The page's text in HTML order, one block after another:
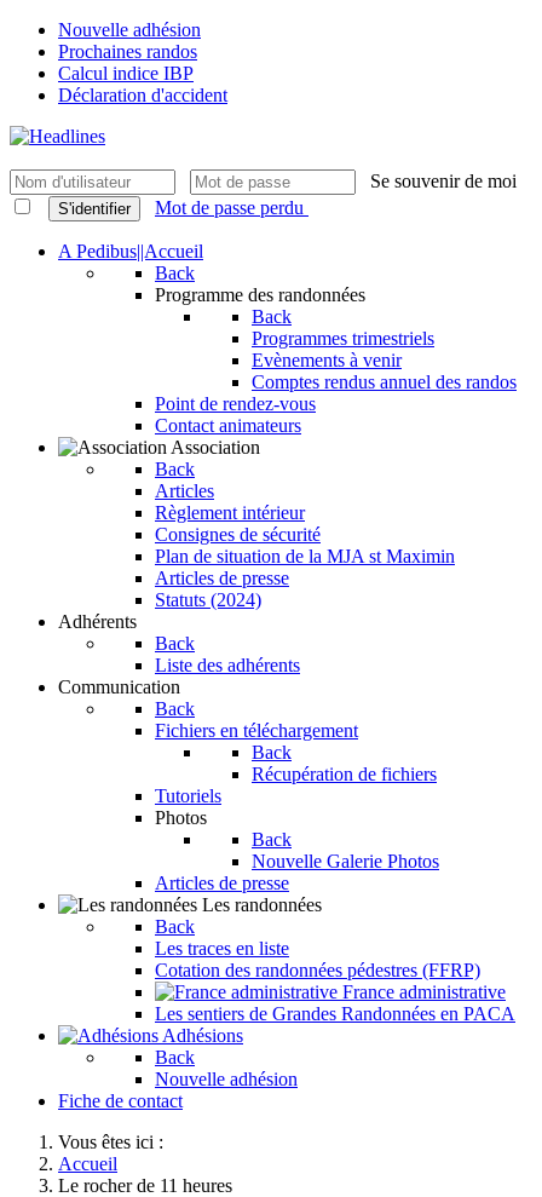
Nouvelle adhésion
Prochaines randos
Calcul indice IBP
Déclaration d'accident
Se souvenir de moi
S'identifier Mot de passe perdu
A Pedibus||Accueil
Back
Programme des randonnées
Back
Programmes trimestriels
Evènements à venir
Comptes rendus annuel des randos
Point de rendez-vous
Contact animateurs
Association
Back
Articles
Règlement intérieur
Consignes de sécurité
Plan de situation de la MJA st Maximin
Articles de presse
Statuts (2024)
Adhérents
Back
Liste des adhérents
Communication
Back
Fichiers en téléchargement
Back
Récupération de fichiers
Tutoriels
Photos
Back
Nouvelle Galerie Photos
Articles de presse
Les randonnées
Back
Les traces en liste
Cotation des randonnées pédestres (FFRP)
France administrative
Les sentiers de Grandes Randonnées en PACA
Adhésions
Back
Nouvelle adhésion
Fiche de contact
Vous êtes ici :
Accueil
Le rocher de 11 heures